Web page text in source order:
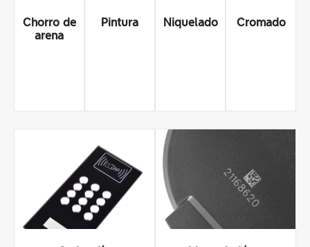
Chorro de
arena
Pintura Niquelado Cromado